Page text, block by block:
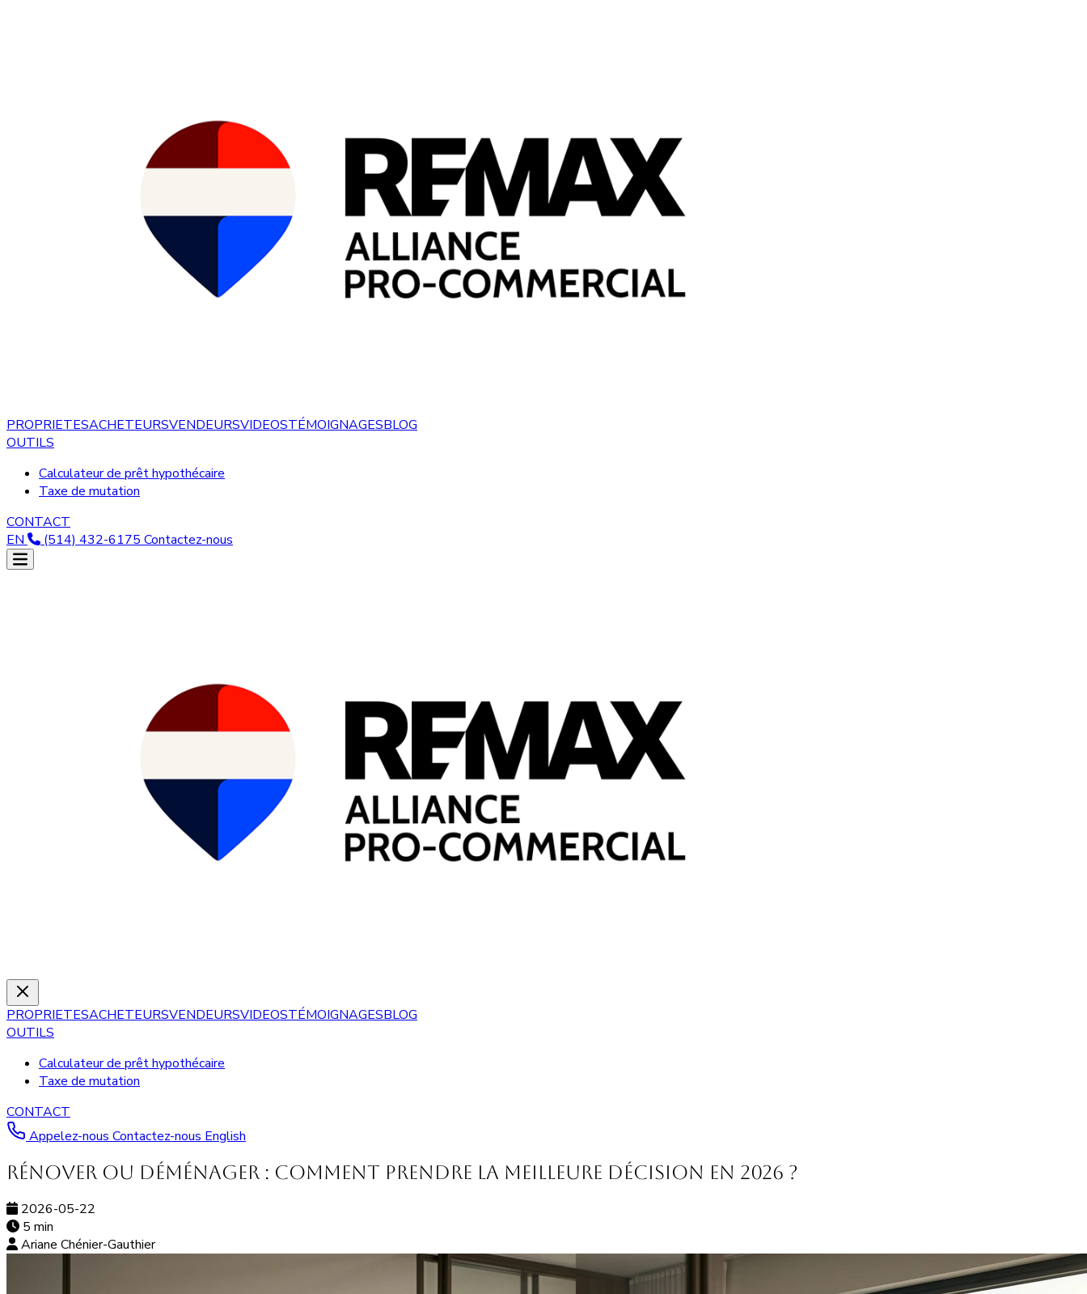
PROPRIETESACHETEURSVENDEURSVIDEOSTÉMOIGNAGESBLOG
OUTILS
Calculateur de prêt hypothécaire
Taxe de mutation
CONTACT
EN
(514) 432-6175 Contactez-nous
PROPRIETESACHETEURSVENDEURSVIDEOSTÉMOIGNAGESBLOG
OUTILS
Calculateur de prêt hypothécaire
Taxe de mutation
CONTACT
Appelez-nous Contactez-nous English
Rénover ou déménager : comment prendre la meilleure décision en 2026 ?
2026-05-22
5 min
Ariane Chénier-Gauthier